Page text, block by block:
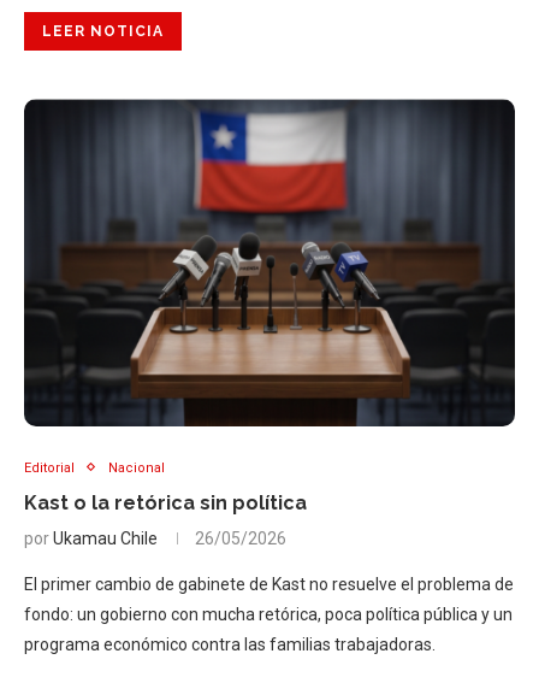
LEER NOTICIA
Editorial Nacional
Kast o la retórica sin política
porUkamau Chile 26/05/2026
El primer cambio de gabinete de Kast no resuelve el problema de
fondo: un gobierno con mucha retórica, poca política pública y un
programa económico contra las familias trabajadoras.